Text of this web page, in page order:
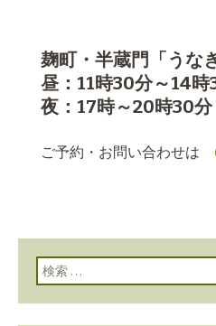
麹町・半蔵門「うな
昼：11時30分～14時
夜：17時～20時30分
ご予約・お問い合わせは
検索: